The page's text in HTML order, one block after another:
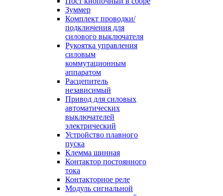
Зуммер
Комплект проводки/
подключения для
силового выключателя
Рукоятка управления
силовым
коммутационным
аппаратом
Расцепитель
независимый
Привод для силовых
автоматических
выключателей
электрический
Устройство плавного
пуска
Клемма шинная
Контактор постоянного
тока
Контакторное реле
Модуль сигнальной